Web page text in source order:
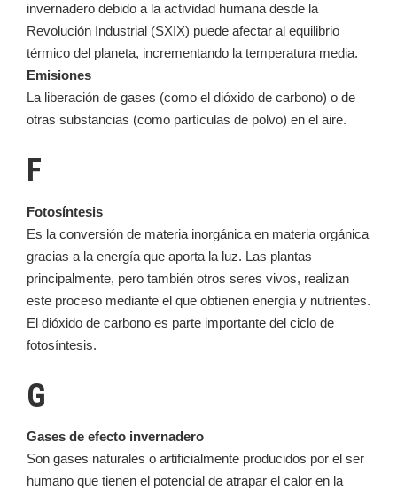
invernadero debido a la actividad humana desde la
Revolución Industrial (SXIX) puede afectar al equilibrio
térmico del planeta, incrementando la temperatura media.
Emisiones
La liberación de gases (como el dióxido de carbono) o de
otras substancias (como partículas de polvo) en el aire.
F
Fotosíntesis
Es la conversión de materia inorgánica en materia orgánica
gracias a la energía que aporta la luz. Las plantas
principalmente, pero también otros seres vivos, realizan
este proceso mediante el que obtienen energía y nutrientes.
El dióxido de carbono es parte importante del ciclo de
fotosíntesis.
G
Gases de efecto invernadero
Son gases naturales o artificialmente producidos por el ser
humano que tienen el potencial de atrapar el calor en la